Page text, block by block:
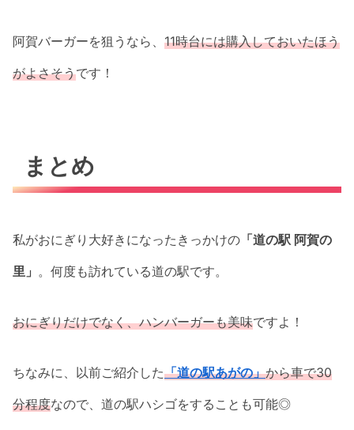
阿賀バーガーを狙うなら、 11時台には購入しておいたほう
がよさそうです！
まとめ
私がおにぎり大好きになったきっかけの 「道の駅 阿賀の
里」 。何度も訪れている道の駅です。
おにぎりだけでなく、ハンバーガーも美味ですよ！
ちなみに、以前ご紹介した「道の駅あがの」から車で30
分程度なので、道の駅ハシゴをすることも可能◎